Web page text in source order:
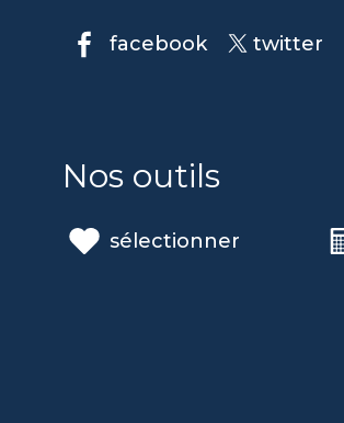
facebook twitter
Nos outils
sélectionner